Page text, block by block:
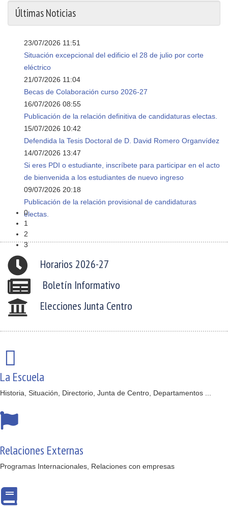
0
1
2
3
Últimas Noticias
23/07/2026 11:51
Situación excepcional del edificio el 28 de julio por corte
eléctrico
21/07/2026 11:04
Becas de Colaboración curso 2026-27
16/07/2026 08:55
Publicación de la relación definitiva de candidaturas electas.
15/07/2026 10:42
Defendida la Tesis Doctoral de D. David Romero Organvídez
14/07/2026 13:47
Si eres PDI o estudiante, inscríbete para participar en el acto
de bienvenida a los estudiantes de nuevo ingreso
09/07/2026 20:18
Publicación de la relación provisional de candidaturas
electas.
Horarios 2026-27
Boletín Informativo
Elecciones Junta Centro
La Escuela
Historia, Situación, Directorio, Junta de Centro, Departamentos ...
Relaciones Externas
Programas Internacionales, Relaciones con empresas